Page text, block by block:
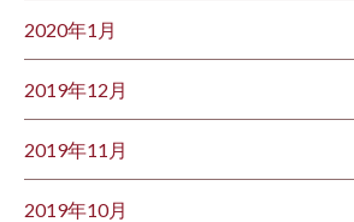
2020年1月
2019年12月
2019年11月
2019年10月